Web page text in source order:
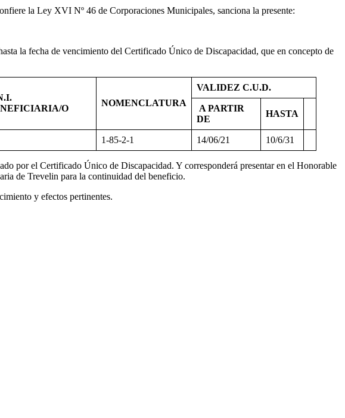
Ley XVI Nº 46 de Corporaciones Municipales, sanciona la presente:
la fecha de vencimiento del Certificado Único de Discapacidad, que en concepto de
O
NOMENCLATURA
VALIDEZ C.U.D.
A PARTIR
DE
HASTA
1-85-2-1 14/06/21 10/6/31
por el Certificado Único de Discapacidad. Y corresponderá presentar en el Honorable
de Trevelin para la continuidad del beneficio.
y efectos pertinentes.